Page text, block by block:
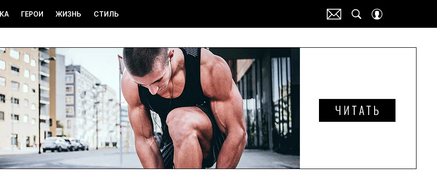
ГЕРОИ ЖИЗНЬ СТИЛЬ